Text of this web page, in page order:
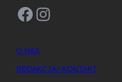
Facebook Instagram
O NAS
REDAKCJA / KONTAKT